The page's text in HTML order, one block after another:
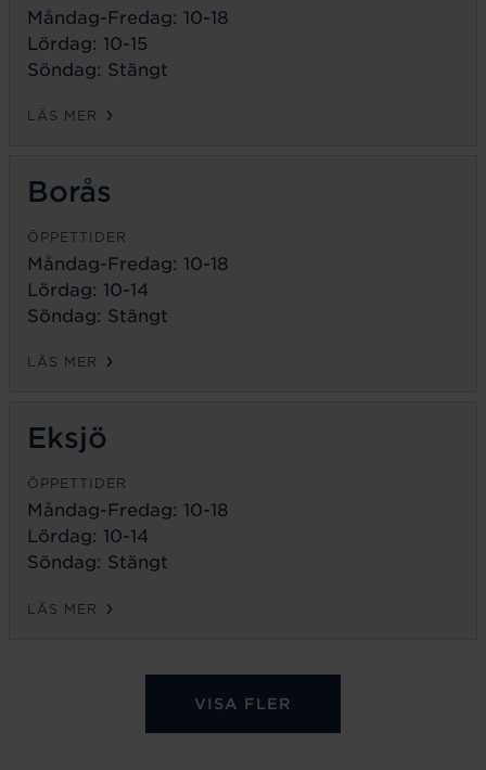
Måndag-Fredag: 10-18
Lördag: 10-15
Söndag: Stängt
LÄS MER
Borås
ÖPPETTIDER
Måndag-Fredag: 10-18
Lördag: 10-14
Söndag: Stängt
LÄS MER
Eksjö
ÖPPETTIDER
Måndag-Fredag: 10-18
Lördag: 10-14
Söndag: Stängt
LÄS MER
VISA FLER